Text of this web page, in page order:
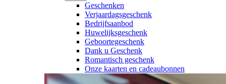
Geschenken
Verjaardagsgeschenk
Bedrijfsaanbod
Huwelijksgeschenk
Geboortegeschenk
Dank u Geschenk
Romantisch geschenk
Onze kaarten en cadeaubonnen